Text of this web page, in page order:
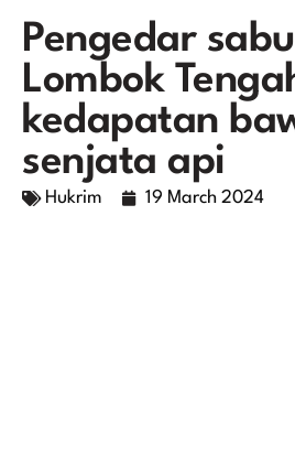
Pengedar
Lombok
kedapatan
senjata api
Hukrim 19 March 2024